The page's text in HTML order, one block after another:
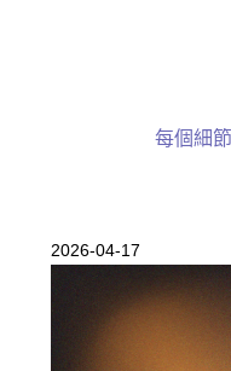
每個細
2026-04-17